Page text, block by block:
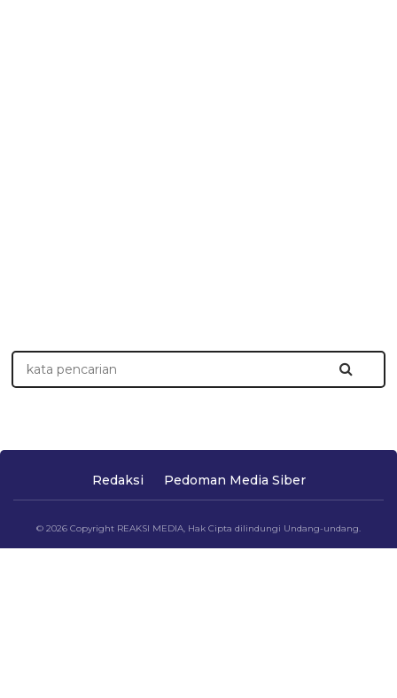
Redaksi Pedoman Media Siber
© 2026 Copyright REAKSI MEDIA, Hak Cipta dilindungi Undang-undang.